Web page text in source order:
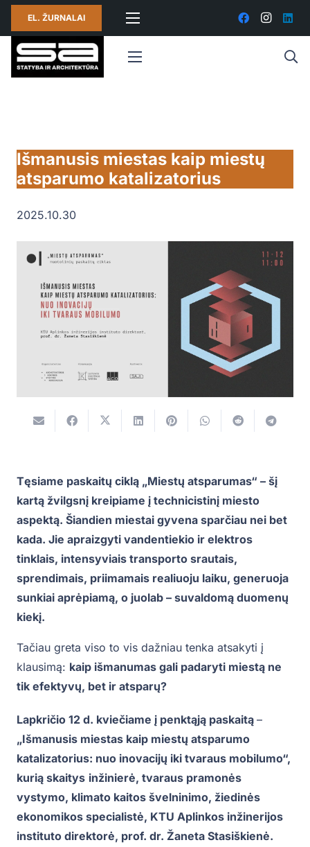
EL. ŽURNALAI
Išmanusis miestas kaip miestų
atsparumo katalizatorius
2025.10.30
Tęsiame paskaitų ciklą „Miestų atsparumas“ – šį
kartą žvilgsnį kreipiame į technicistinį miesto
aspektą. Šiandien miestai gyvena sparčiau nei bet
kada. Jie apraizgyti vandentiekio ir elektros
tinklais, intensyviais transporto srautais,
sprendimais, priimamais realiuoju laiku, generuoja
sunkiai aprėpiamą, o juolab – suvaldomą duomenų
kiekį.
Tačiau greta viso to vis dažniau tenka atsakyti į
klausimą: kaip išmanumas gali padaryti miestą ne
tik efektyvų, bet ir atsparų?
Lapkričio 12 d. kviečiame į penktąją paskaitą –
„Išmanusis miestas kaip miestų atsparumo
katalizatorius: nuo inovacijų iki tvaraus mobilumo“,
kurią skaitys inžinierė, tvaraus pramonės
vystymo, klimato kaitos švelninimo, žiedinės
ekonomikos specialistė, KTU Aplinkos inžinerijos
instituto direktorė, prof. dr. Žaneta Stasiškienė.